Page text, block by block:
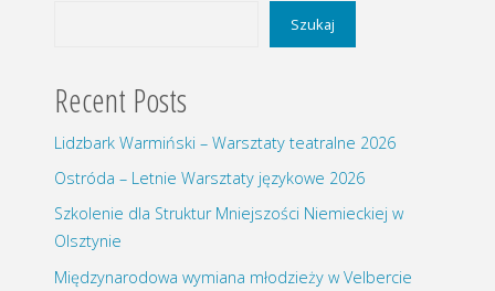
Szukaj
Recent Posts
Lidzbark Warmiński – Warsztaty teatralne 2026
Ostróda – Letnie Warsztaty językowe 2026
Szkolenie dla Struktur Mniejszości Niemieckiej w
Olsztynie
Międzynarodowa wymiana młodzieży w Velbercie